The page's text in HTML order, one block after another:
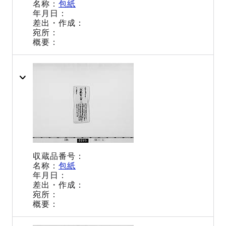
包紙
包紙